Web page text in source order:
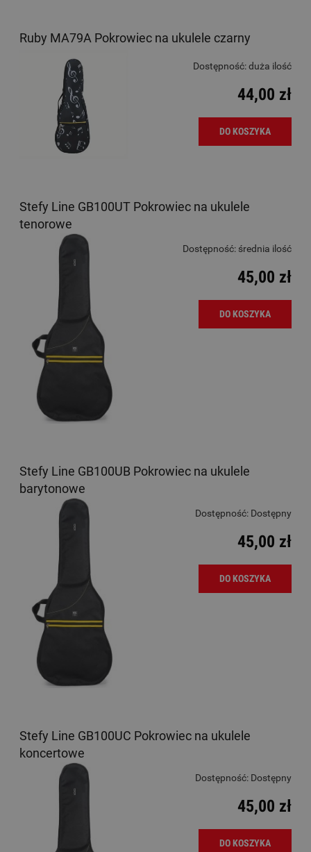
Ruby MA79A Pokrowiec na ukulele czarny
Dostępność:duża ilość
44,00 zł
DO KOSZYKA
Stefy Line GB100UT Pokrowiec na ukulele
tenorowe
Dostępność: średnia ilość
45,00 zł
DO KOSZYKA
Stefy Line GB100UB Pokrowiec na ukulele
barytonowe
Dostępność: Dostępny
45,00 zł
DO KOSZYKA
Stefy Line GB100UC Pokrowiec na ukulele
koncertowe
Dostępność: Dostępny
45,00 zł
DO KOSZYKA